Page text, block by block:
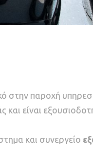
στην παροχή
και είναι
και συνεργείο